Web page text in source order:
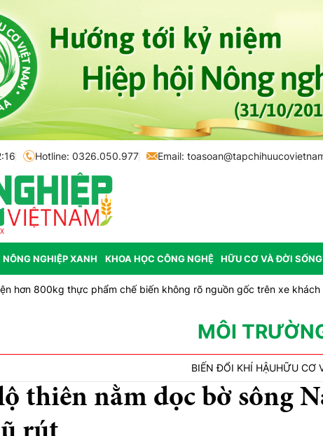
Hotline: 0326.050.977 Email:
NÔNG NGHIỆP XANH KHOA HỌC CÔNG NGHỆ HỮU CƠ VÀ ĐỜI SỐNG
hơn 800kg thực phẩm chế biến không rõ nguồn gốc trên xe khách
MÔI
BIẾN ĐỔI KHÍ HẬUHỮU CƠ
thiên nằm dọc bờ sông